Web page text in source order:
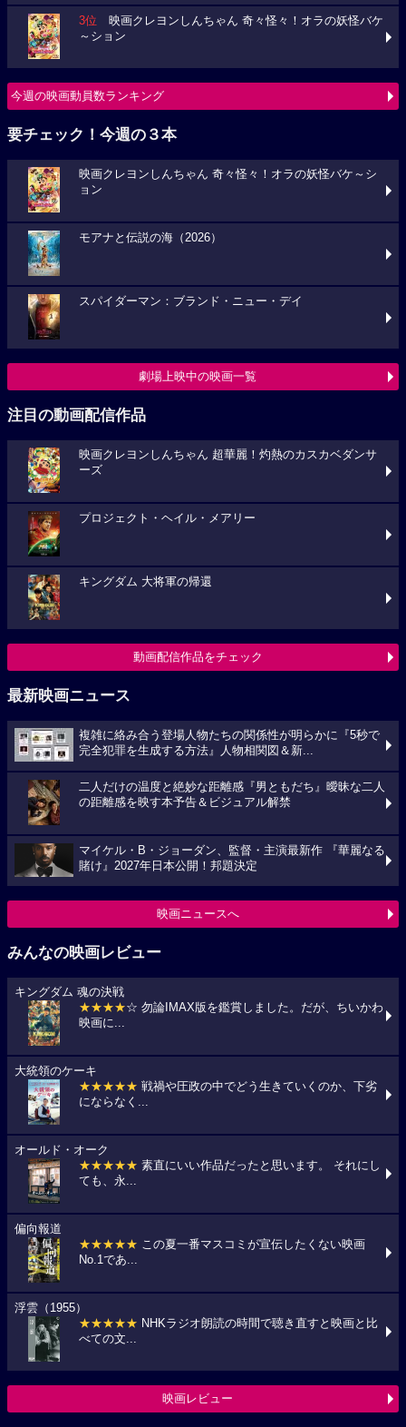
3位 映画クレヨンしんちゃん 奇々怪々！オラの妖怪バケ
～ション
今週の映画動員数ランキング
要チェック！今週の３本
映画クレヨンしんちゃん 奇々怪々！オラの妖怪バケ～シ
ョン
モアナと伝説の海（2026）
スパイダーマン：ブランド・ニュー・デイ
劇場上映中の映画一覧
注目の動画配信作品
映画クレヨンしんちゃん 超華麗！灼熱のカスカベダンサ
ーズ
プロジェクト・ヘイル・メアリー
キングダム 大将軍の帰還
動画配信作品をチェック
最新映画ニュース
複雑に絡み合う登場人物たちの関係性が明らかに『5秒で
完全犯罪を生成する方法』人物相関図＆新...
二人だけの温度と絶妙な距離感『男ともだち』曖昧な二人
の距離感を映す本予告＆ビジュアル解禁
マイケル・B・ジョーダン、監督・主演最新作 『華麗なる
賭け』2027年日本公開！邦題決定
映画ニュースへ
みんなの映画レビュー
キングダム 魂の決戦
★★★★☆ 勿論IMAX版を鑑賞しました。だが、ちいかわ
映画に...
大統領のケーキ
★★★★★ 戦禍や圧政の中でどう生きていくのか、下劣
にならなく...
オールド・オーク
★★★★★ 素直にいい作品だったと思います。 それにし
ても、永...
偏向報道
★★★★★ この夏一番マスコミが宣伝したくない映画
No.1であ...
浮雲（1955）
★★★★★ NHKラジオ朗読の時間で聴き直すと映画と比
べての文...
映画レビュー